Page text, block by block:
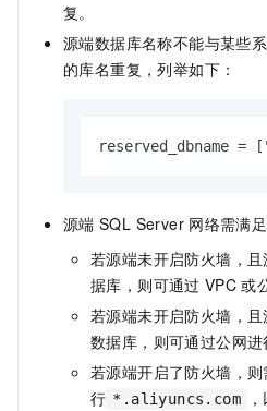
复。
源端数据库名称不能与某些
的库名重复，列举如下：
reserved_dbname =
源端 SQL Server 网络需满
若源端未开启防火墙，
据库，则可通过 VPC 或
若源端未开启防火墙，
数据库，则可通过公网进
若源端开启了防火墙，
行 *.aliyuncs.com